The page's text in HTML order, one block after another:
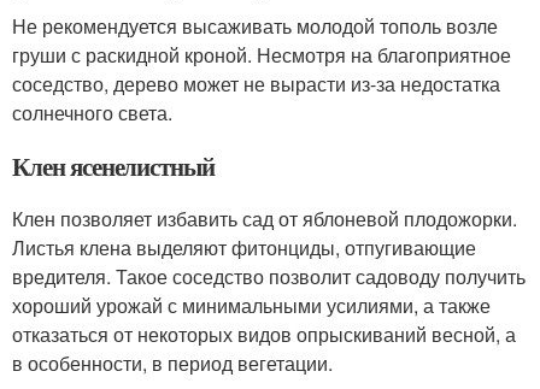
Не рекомендуется высаживать молодой тополь возле
груши с раскидной кроной. Несмотря на благоприятное
соседство, дерево может не вырасти из-за недостатка
солнечного света.
Клен ясенелистный
Клен позволяет избавить сад от яблоневой плодожорки.
Листья клена выделяют фитонциды, отпугивающие
вредителя. Такое соседство позволит садоводу получить
хороший урожай с минимальными усилиями, а также
отказаться от некоторых видов опрыскиваний весной, а
в особенности, в период вегетации.